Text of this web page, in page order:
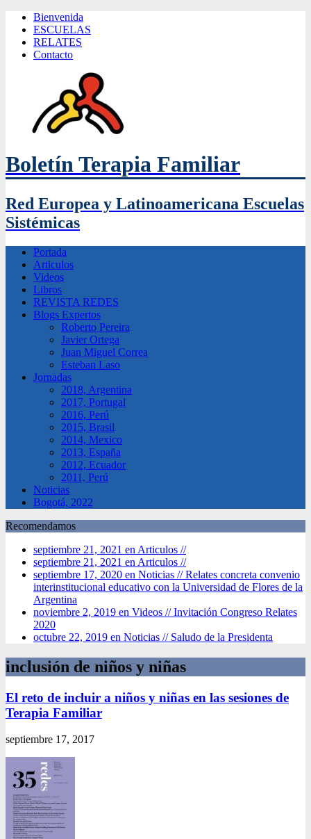
Bienvenida
ESCUELAS
RELATES
Contacto
Boletín Terapia Familiar
Red Europea y Latinoamericana Escuelas
Sistémicas
Portada
Articulos
Videos
Libros
REVISTA REDES
Blogs Expertos
Roberto Pereira
Javier Ortega
Juan Miguel Correa
Esteban Laso
Jornadas
2018, Argentina
2017, Portugal
2016, Perú
2015, Brasil
2014, Mexico
2013, España
2012, Ecuador
2011, Perú
Noticias
Bogotá, 2022
Recomendamos
septiembre 21, 2021 en Articulos //
septiembre 21, 2021 en Articulos //
septiembre 17, 2020 en Noticias //Relates concreta convenio
interinstitucional educativo con la Universidad de Flores de la
Argentina
noviembre 2, 2019 en Videos //Invitación Congreso Relates
2020
octubre 22, 2019 en Noticias // Saludo de la Presidenta
inclusión de niños y niñas
El reto de incluir a niños y niñas en las sesiones de
Terapia Familiar
septiembre 17, 2017